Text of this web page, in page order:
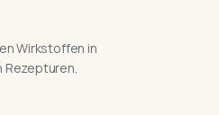
Wirkstoffen in
Rezepturen.